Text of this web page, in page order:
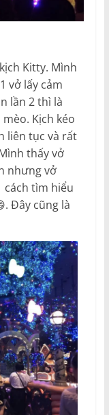
Kitty. Mình
vở lấy cảm
lần 2 thì là
Kịch kéo
liên tục và rất
thấy vở
nhưng vở
cách tìm hiểu
. Đây cũng là